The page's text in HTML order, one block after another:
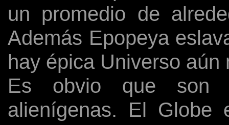
un promedio de
Además Epopeya
hay épica Universo aún
Es obvio que son
alienígenas. El Globe